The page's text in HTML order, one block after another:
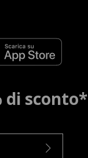
di sconto*